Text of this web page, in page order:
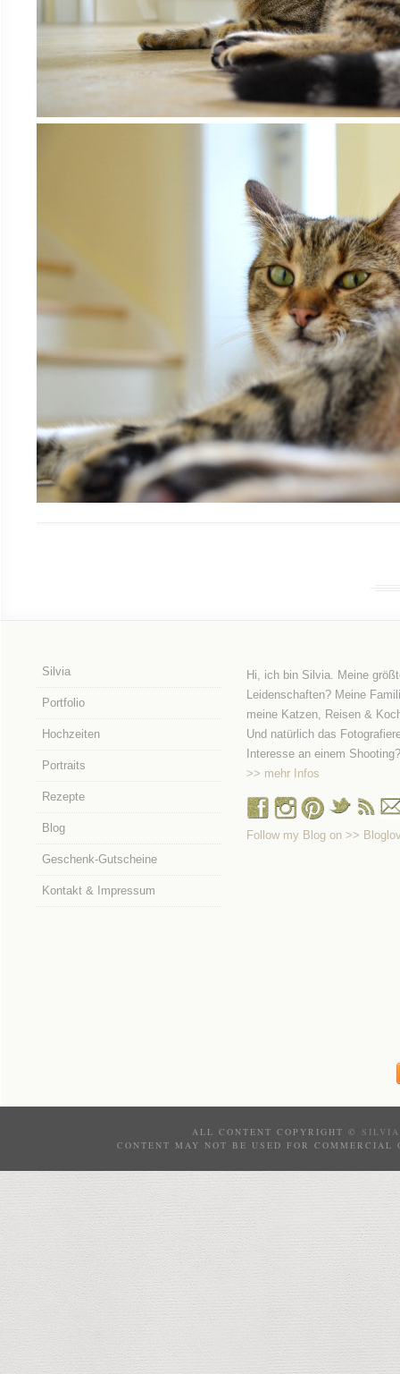
Silvia
Portfolio
Hochzeiten
Portraits
Rezepte
Blog
Geschenk-Gutscheine
Kontakt & Impressum
Hi, ich bin Silvia. Meine
Leidenschaften? Meine
meine Katzen, Reisen &
Und natürlich das
Interesse an einem Shooting?
>> mehr Infos
Follow my Blog on >>
ALL CONTENT COPYRIGHT ©
CONTENT MAY NOT BE USED FOR COMMERCIAL